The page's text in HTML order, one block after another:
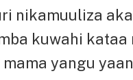
nikamuuliza
kuwahi kataa
yangu